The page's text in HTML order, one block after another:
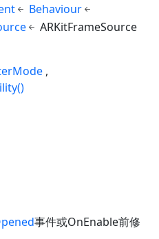
Behaviour
ARKitFrameSource
事件或OnEnable前修